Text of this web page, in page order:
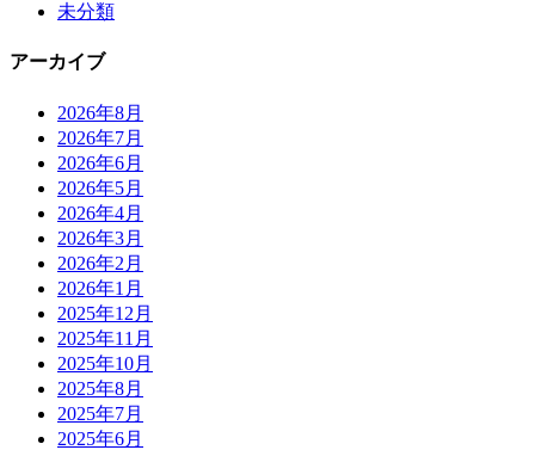
未分類
アーカイブ
2026年8月
2026年7月
2026年6月
2026年5月
2026年4月
2026年3月
2026年2月
2026年1月
2025年12月
2025年11月
2025年10月
2025年8月
2025年7月
2025年6月